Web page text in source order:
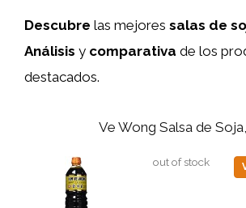
Descubre las mejores salas de
Análisis y comparativa de los
destacados.
Ve Wong Salsa de
out of stock